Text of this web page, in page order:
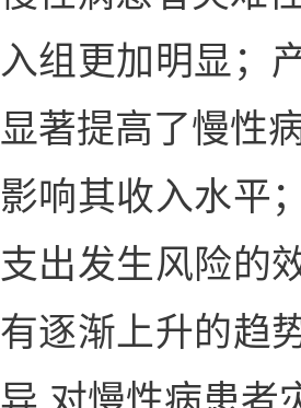
入组更加明显；
显著提高了慢性
影响其收入水平
支出发生风险的
有逐渐上升的趋